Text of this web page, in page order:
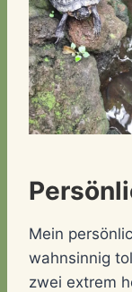
Mein
wahnsinnig
zwei extrem